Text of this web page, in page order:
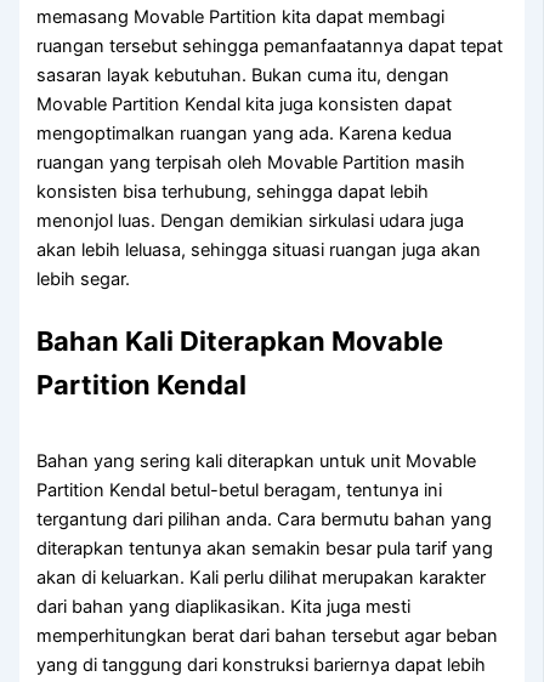
memasang Movable Partition kita dapat membagi
ruangan tersebut sehingga pemanfaatannya dapat tepat
sasaran layak kebutuhan. Bukan cuma itu, dengan
Movable Partition Kendal kita juga konsisten dapat
mengoptimalkan ruangan yang ada. Karena kedua
ruangan yang terpisah oleh Movable Partition masih
konsisten bisa terhubung, sehingga dapat lebih
menonjol luas. Dengan demikian sirkulasi udara juga
akan lebih leluasa, sehingga situasi ruangan juga akan
lebih segar.
Bahan Kali Diterapkan Movable
Partition Kendal
Bahan yang sering kali diterapkan untuk unit Movable
Partition Kendal betul-betul beragam, tentunya ini
tergantung dari pilihan anda. Cara bermutu bahan yang
diterapkan tentunya akan semakin besar pula tarif yang
akan di keluarkan. Kali perlu dilihat merupakan karakter
dari bahan yang diaplikasikan. Kita juga mesti
memperhitungkan berat dari bahan tersebut agar beban
yang di tanggung dari konstruksi bariernya dapat lebih